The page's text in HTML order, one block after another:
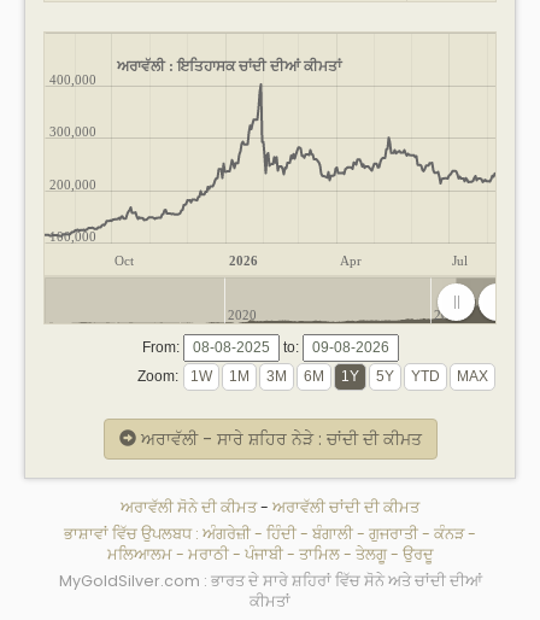
ਅਰਾਵੱਲੀ : ਇਤਿਹਾਸਕ ਚਾਂਦੀ ਦੀਆਂ ਕੀਮਤਾਂ
Oct 2026 Apr Jul
100,000
200,000
300,000
400,000
2020 2025
From:
to:
Zoom:
ਅਰਾਵੱਲੀ - ਸਾਰੇ ਸ਼ਹਿਰ ਨੇੜੇ : ਚਾਂਦੀ ਦੀ ਕੀਮਤ
ਅਰਾਵੱਲੀ ਸੋਨੇ ਦੀ ਕੀਮਤ- ਅਰਾਵੱਲੀ ਚਾਂਦੀ ਦੀ ਕੀਮਤ
ਭਾਸ਼ਾਵਾਂ ਵਿੱਚ ਉਪਲਬਧ : ਅੰਗਰੇਜ਼ੀ- ਹਿੰਦੀ- ਬੰਗਾਲੀ- ਗੁਜਰਾਤੀ- ਕੰਨੜ-
ਮਲਿਆਲਮ- ਮਰਾਠੀ- ਪੰਜਾਬੀ- ਤਾਮਿਲ- ਤੇਲਗੂ- ਉਰਦੂ
MyGoldSilver.com : ਭਾਰਤ ਦੇ ਸਾਰੇ ਸ਼ਹਿਰਾਂ ਵਿੱਚ ਸੋਨੇ ਅਤੇ ਚਾਂਦੀ ਦੀਆਂ
ਕੀਮਤਾਂ